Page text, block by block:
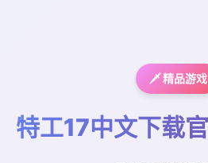
🗡️ 精品游戏
特工17中文下载